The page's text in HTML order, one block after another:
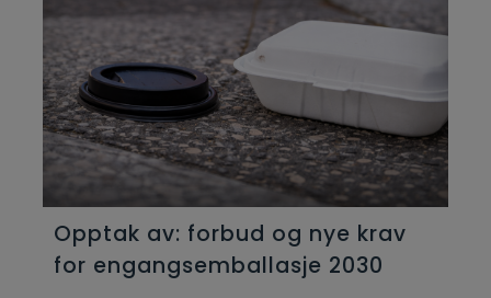
Opptak av: forbud og nye krav
for engangsemballasje 2030